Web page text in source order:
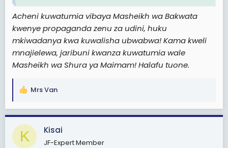
Acheni kuwatumia vibaya Masheikh wa Bakwata
kwenye propaganda zenu za udini, huku
mkiwadanya kwa kuwalisha ubwabwa! Kama kweli
mnajielewa, jaribuni kwanza kuwatumia wale
Masheikh wa Shura ya Maimam! Halafu tuone.
R
a
c
Mrs Van
K Kisai
JF-Expert Member